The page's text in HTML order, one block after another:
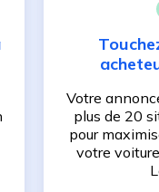
Votre
plus de 20
pour
votre